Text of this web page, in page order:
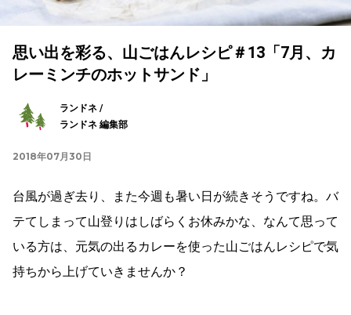
思い出を彩る、山ごはんレシピ＃13「7月、カ
レーミンチのホットサンド」
ランドネ /
ランドネ 編集部
2018年07月30日
台風が過ぎ去り、また今週も暑い日が続きそうですね。 バ
テてしまって山登りはしばらくお休みかな、なんて思って
いる方は、 元気の出るカレーを使った山ごはんレシピで気
持ちから上げていきませんか？